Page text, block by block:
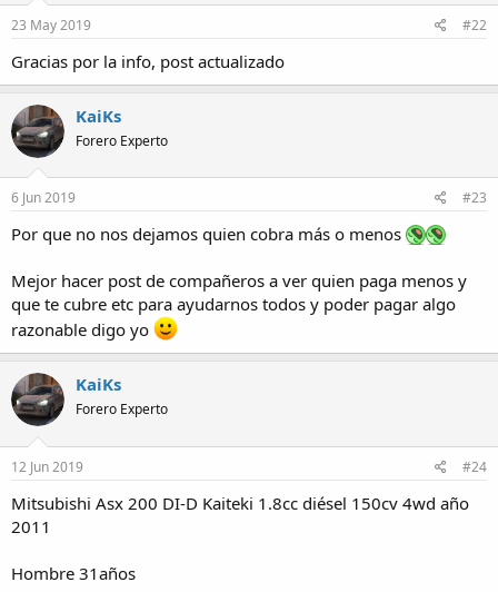
23 May 2019 #22
Gracias por la info, post actualizado
KaiKs
Forero Experto
6 Jun 2019 #23
Por que no nos dejamos quien cobra más o menos
Mejor hacer post de compañeros a ver quien paga menos y
que te cubre etc para ayudarnos todos y poder pagar algo
razonable digo yo
KaiKs
Forero Experto
12 Jun 2019 #24
Mitsubishi Asx 200 DI-D Kaiteki 1.8cc diésel 150cv 4wd año
2011
Hombre 31años